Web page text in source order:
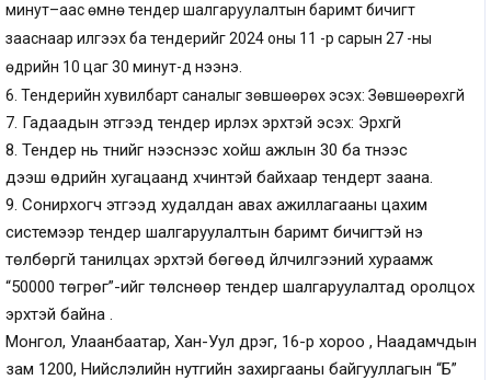
минут–аас өмнө тендер шалгаруулалтын баримт бичигт
зааснаар илгээх ба тендерийг2024 оны 11 -р сарын 27 -ны
өдрийн 10 цаг 30 минут-д нээнэ.
6. Тендерийн хувилбарт саналыг зөвшөөрөх эсэх: Зөвшөөрөхгүй
7. Гадаадын этгээд тендер ирүүлэх эрхтэй эсэх: Эрхгүй
8. Тендер нь түүнийг нээснээс хойш ажлын 30 ба түүнээс
дээш өдрийн хугацаанд хүчинтэй байхаар тендерт заана.
9. Сонирхогч этгээд худалдан авах ажиллагааны цахим
системээр тендер шалгаруулалтын баримт бичигтэй үнэ
төлбөргүй танилцах эрхтэй бөгөөд үйлчилгээний хураамж
“50000 төгрөг”-ийг төлснөөр тендер шалгаруулалтад оролцох
эрхтэй байна .
Монгол, Улаанбаатар, Хан-Уул дүүрэг, 16-р хороо , Наадамчдын
зам 1200, Нийслэлийн нутгийн захиргааны байгууллагын “Б”